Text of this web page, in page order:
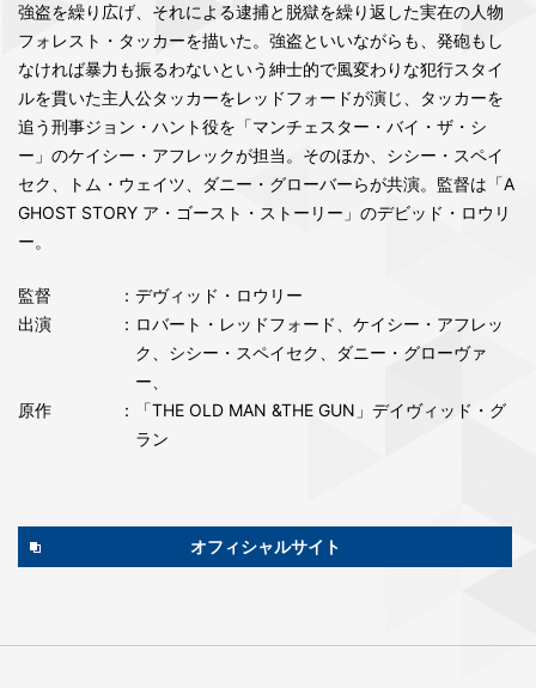
強盗を繰り広げ、それによる逮捕と脱獄を繰り返した実在の人物
フォレスト・タッカーを描いた。強盗といいながらも、発砲もし
なければ暴力も振るわないという紳士的で風変わりな犯行スタイ
ルを貫いた主人公タッカーをレッドフォードが演じ、タッカーを
追う刑事ジョン・ハント役を「マンチェスター・バイ・ザ・シ
ー」のケイシー・アフレックが担当。そのほか、シシー・スペイ
セク、トム・ウェイツ、ダニー・グローバーらが共演。監督は「A
GHOST STORY ア・ゴースト・ストーリー」のデビッド・ロウリ
ー。
監督
：デヴィッド・ロウリー
出演
：ロバート・レッドフォード、ケイシー・アフレッ
ク、シシー・スペイセク、ダニー・グローヴァ
ー、
原作
：「THE OLD MAN &THE GUN」デイヴィッド・グ
ラン
オフィシャルサイト